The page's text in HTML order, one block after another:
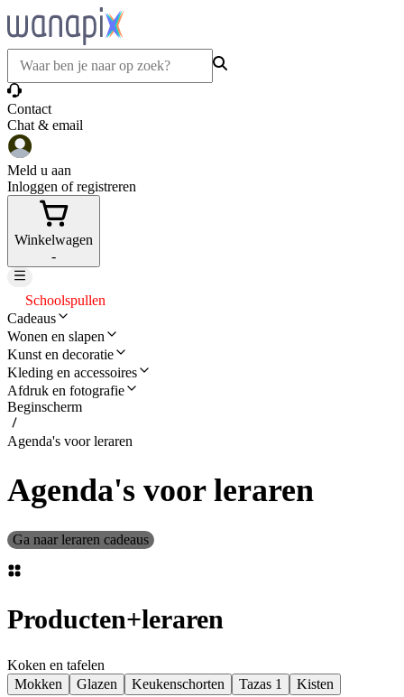
Contact
Chat & email
Meld u aan
Inloggen of registreren
Winkelwagen
-
Schoolspullen
Cadeaus
Wonen en slapen
Kunst en decoratie
Kleding en accessoires
Afdruk en fotografie
Beginscherm
Agenda's voor leraren
Agenda's voor leraren
Ga naar leraren cadeaus
Producten+leraren
Koken en tafelen
Mokken
Glazen Keukenschorten Tazas 1
Kisten